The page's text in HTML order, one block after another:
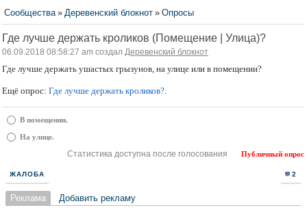
Сообщества » Деревенский блокнот » Опросы
Где лучше держать кроликов (Помещение | Улица)?
06.09.2018 08:58:27 am создал Деревенский блокнот
Где лучше держать ушастых грызунов, на улице или в помещении?
Ещё опрос: Где лучше держать кроликов?.
В помещении.
На улице.
Статистика доступна после голосования Публичный опрос
ЖАЛОБА 2
Реклама Добавить рекламу